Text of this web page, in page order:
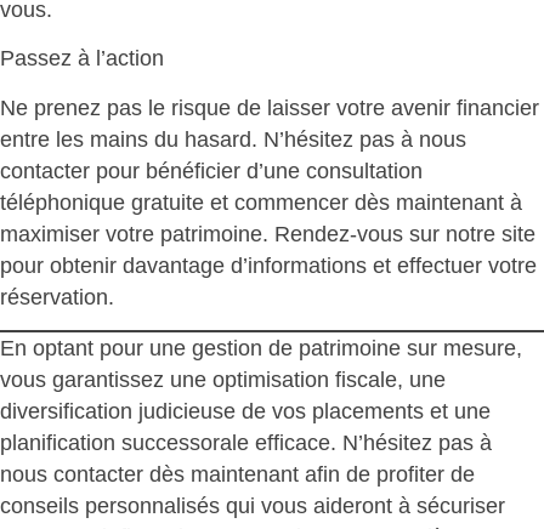
vous.
Passez à l’action
Ne prenez pas le risque de laisser votre avenir financier
entre les mains du hasard. N’hésitez pas à nous
contacter pour bénéficier d’une consultation
téléphonique gratuite et commencer dès maintenant à
maximiser votre patrimoine. Rendez-vous sur notre site
pour obtenir davantage d’informations et effectuer votre
réservation.
En optant pour une gestion de patrimoine sur mesure,
vous garantissez une optimisation fiscale, une
diversification judicieuse de vos placements et une
planification successorale efficace. N’hésitez pas à
nous contacter dès maintenant afin de profiter de
conseils personnalisés qui vous aideront à sécuriser